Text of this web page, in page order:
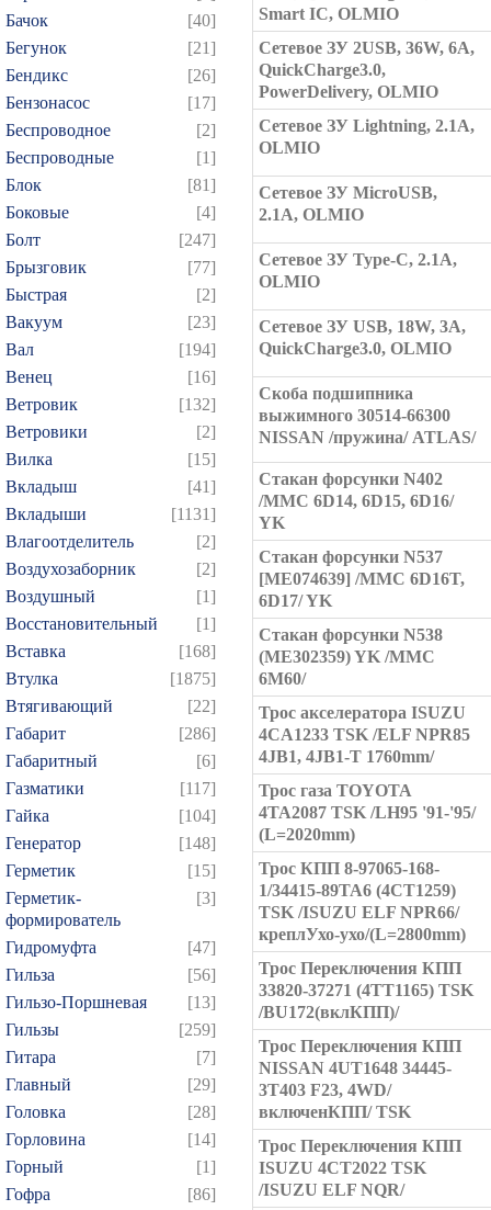
Бачок
[40]
Бегунок
[21]
Бендикс
[26]
Бензонасос
[17]
Беспроводное
[2]
Беспроводные
[1]
Блок
[81]
Боковые
[4]
Болт
[247]
Брызговик
[77]
Быстрая
[2]
Вакуум
[23]
Вал
[194]
Венец
[16]
Ветровик
[132]
Ветровики
[2]
Вилка
[15]
Вкладыш
[41]
Вкладыши
[1131]
Влагоотделитель
[2]
Воздухозаборник
[2]
Воздушный
[1]
Восстановительный
[1]
Вставка
[168]
Втулка
[1875]
Втягивающий
[22]
Габарит
[286]
Габаритный
[6]
Газматики
[117]
Гайка
[104]
Генератор
[148]
Герметик
[15]
Герметик-
формирователь
[3]
Гидромуфта
[47]
Гильза
[56]
Гильзо-Поршневая
[13]
Гильзы
[259]
Гитара
[7]
Главный
[29]
Головка
[28]
Горловина
[14]
Горный
[1]
Гофра
[86]
Smart IC, OLMIO
Сетевое ЗУ 2USB, 36W, 6A,
QuickCharge3.0,
PowerDelivery, OLMIO
Сетевое ЗУ Lightning, 2.1А,
OLMIO
Сетевое ЗУ MicroUSB,
2.1А, OLMIO
Сетевое ЗУ Type-C, 2.1А,
OLMIO
Сетевое ЗУ USB, 18W, 3A,
QuickCharge3.0, OLMIO
Скоба подшипника
выжимного 30514-66300
NISSAN /пружина/ ATLAS/
Стакан форсунки N402
/MMC 6D14, 6D15, 6D16/
YK
Стакан форсунки N537
[ME074639] /MMC 6D16T,
6D17/ YK
Стакан форсунки N538
(ME302359) YK /MMC
6M60/
Трос акселератора ISUZU
4CA1233 TSK /ELF NPR85
4JB1, 4JB1-T 1760mm/
Трос газа TOYOTA
4TA2087 TSK /LH95 '91-'95/
(L=2020mm)
Трос КПП 8-97065-168-
1/34415-89TA6 (4CT1259)
TSK /ISUZU ELF NPR66/
креплУхо-ухо/(L=2800mm)
Трос Переключения КПП
33820-37271 (4TT1165) TSK
/BU172(вклКПП)/
Трос Переключения КПП
NISSAN 4UT1648 34445-
3T403 F23, 4WD/
включенКПП/ TSK
Трос Переключения КПП
ISUZU 4CT2022 TSK
/ISUZU ELF NQR/